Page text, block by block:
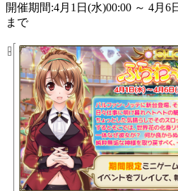
開催期間:4月1日(水)00:00 ～ 4月
まで
-